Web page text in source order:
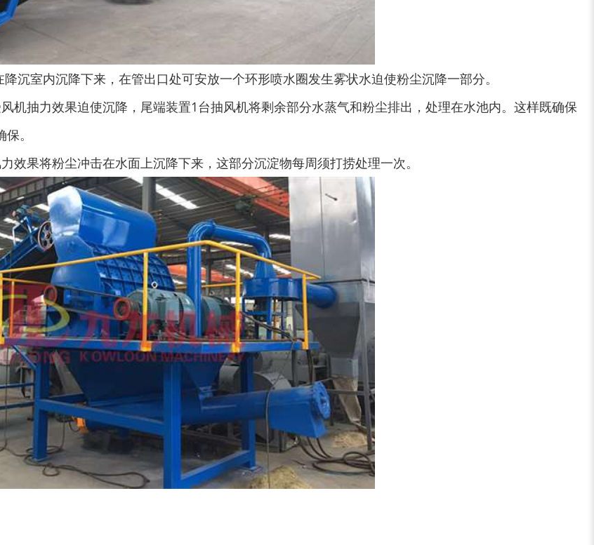
沉室内沉降下来，在管出口处可安放一个环形喷水圈发生雾状水迫使粉尘沉降一部分。
机抽力效果迫使沉降，尾端装置1台抽风机将剩余部分水蒸气和粉尘排出，处理在水池内。这样既确保
。
果将粉尘冲击在水面上沉降下来，这部分沉淀物每周须打捞处理一次。
圆盘破碎机 综合破碎机 大型稻草捆撕碎机...